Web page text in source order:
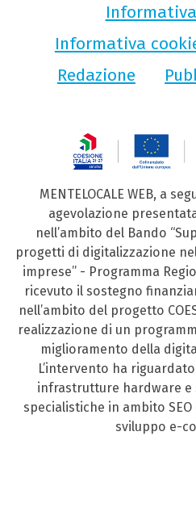
Informativa
Redazione
MENTELOCALE WEB, a
agevolazione
nell’ambito del Bando
progetti di digitalizzazione
imprese” - Programma
ricevuto il sostegno
nell’ambito del progetto
realizzazione di un
miglioramento della
L’intervento ha
infrastrutture hardware e
specialistiche in ambito
sviluppo e-